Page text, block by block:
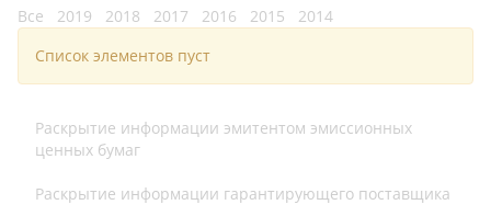
Все 2019 2018 2017 2016 2015
2014
Список элементов пуст
Раскрытие информации эмитентом эмиссионных
ценных бумаг
Раскрытие информации гарантирующего поставщика